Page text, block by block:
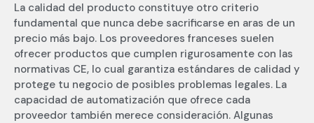
La calidad del producto constituye otro criterio
fundamental que nunca debe sacrificarse en aras de un
precio más bajo. Los proveedores franceses suelen
ofrecer productos que cumplen rigurosamente con las
normativas CE, lo cual garantiza estándares de calidad y
protege tu negocio de posibles problemas legales. La
capacidad de automatización que ofrece cada
proveedor también merece consideración. Algunas